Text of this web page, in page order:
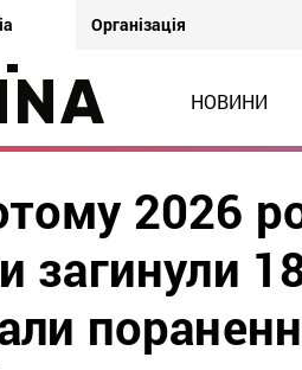
Організація
НОВИНИ
2026
загинули